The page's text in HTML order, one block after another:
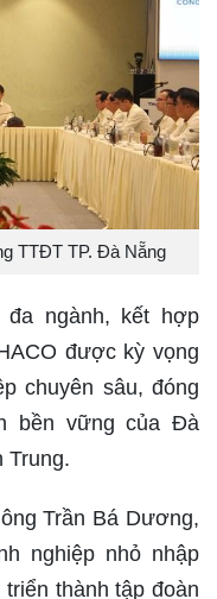
TTĐT TP. Đà Nẵng
ngành, kết hợp
được kỳ vọng
chuyên sâu, đóng
bền vững của Đà
Trung.
Trần Bá Dương,
nghiệp nhỏ nhập
thành tập đoàn